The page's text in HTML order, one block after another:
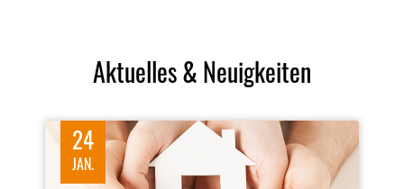
Aktuelles & Neuigkeiten
24
JAN.